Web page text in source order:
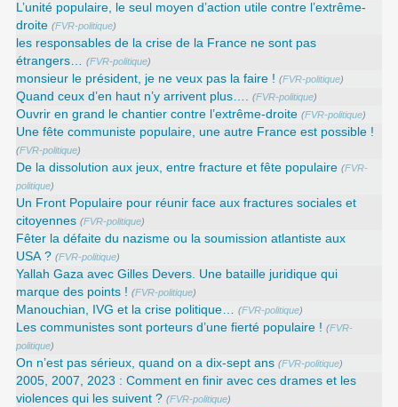
L’unité populaire, le seul moyen d’action utile contre l’extrême-
droite (FVR-politique)
les responsables de la crise de la France ne sont pas
étrangers… (FVR-politique)
monsieur le président, je ne veux pas la faire ! (FVR-politique)
Quand ceux d’en haut n’y arrivent plus…. (FVR-politique)
Ouvrir en grand le chantier contre l’extrême-droite (FVR-politique)
Une fête communiste populaire, une autre France est possible !
(FVR-politique)
De la dissolution aux jeux, entre fracture et fête populaire (FVR-
politique)
Un Front Populaire pour réunir face aux fractures sociales et
citoyennes (FVR-politique)
Fêter la défaite du nazisme ou la soumission atlantiste aux
USA ? (FVR-politique)
Yallah Gaza avec Gilles Devers. Une bataille juridique qui
marque des points ! (FVR-politique)
Manouchian, IVG et la crise politique… (FVR-politique)
Les communistes sont porteurs d’une fierté populaire ! (FVR-
politique)
On n’est pas sérieux, quand on a dix-sept ans (FVR-politique)
2005, 2007, 2023 : Comment en finir avec ces drames et les
violences qui les suivent ? (FVR-politique)